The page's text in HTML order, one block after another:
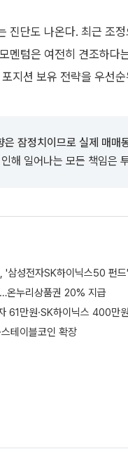
진단도 나온다. 최근 조
멘텀은 여전히 견조하다
지션 보유 전략을 우선
은 잠정치이므로 실제 매매
해 일어나는 모든 책임은
성전자SK하이닉스50 펀드'
온누리상품권 20% 지급
61만원·SK하이닉스 400만
테이블코인 확장